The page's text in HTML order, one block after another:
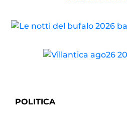
POLITICA